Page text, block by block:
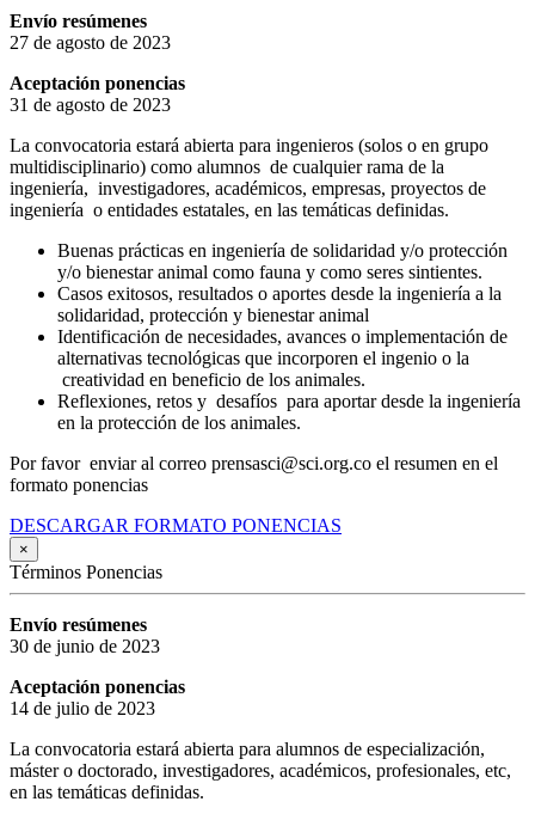
Envío resúmenes
27 de agosto de 2023
Aceptación ponencias
31 de agosto de 2023
La convocatoria estará abierta para ingenieros (solos o en grupo
multidisciplinario) como alumnos de cualquier rama de la
ingeniería, investigadores, académicos, empresas, proyectos de
ingeniería o entidades estatales, en las temáticas definidas.
Buenas prácticas en ingeniería de solidaridad y/o protección
y/o bienestar animal como fauna y como seres sintientes.
Casos exitosos, resultados o aportes desde la ingeniería a la
solidaridad, protección y bienestar animal
Identificación de necesidades, avances o implementación de
alternativas tecnológicas que incorporen el ingenio o la
creatividad en beneficio de los animales.
Reflexiones, retos y desafíos para aportar desde la ingeniería
en la protección de los animales.
Por favor enviar al correo prensasci@sci.org.co el resumen en el
formato ponencias
DESCARGAR FORMATO PONENCIAS
×
Términos Ponencias
Envío resúmenes
30 de junio de 2023
Aceptación ponencias
14 de julio de 2023
La convocatoria estará abierta para alumnos de especialización,
máster o doctorado, investigadores, académicos, profesionales, etc,
en las temáticas definidas.